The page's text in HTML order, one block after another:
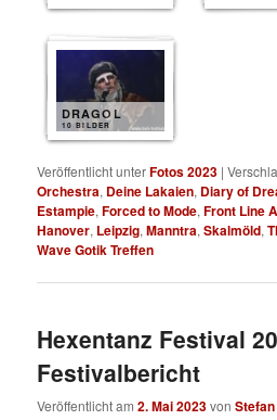
DRAGOL
10 BILDER
Veröffentlicht unterFotos 2023 |
Orchestra, Deine Lakaien, Diary of
Estampie,Forced to Mode,Front Line
Hanover, Leipzig,Manntra,Skalmöld,
Wave Gotik Treffen
Hexentanz Festival
Festivalbericht
Veröffentlicht am2. Mai 2023von